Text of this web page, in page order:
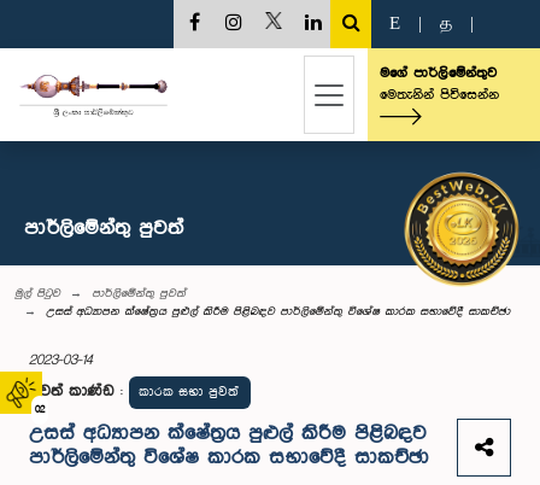
02
E த
මගේ පාර්ලිමේන්තුව
මෙතැනින් පිවිසෙන්න
පාර්ලි‌මේන්තු පුවත්
මුල් පිටුව
පාර්ලි‌මේන්තු පුවත්
උසස් අධ්‍යාපන ක්ෂේත්‍රය පුළුල් කිරීම පිළිබඳව පාර්ලිමේන්තු විශේෂ කාරක සභාවේදී සාකච්ඡා
2023-03-14
පුවත් කාණ්ඩ : කාරක සභා පුවත්
උසස් අධ්‍යාපන ක්ෂේත්‍රය පුළුල් කිරීම පිළිබඳව
පාර්ලිමේන්තු විශේෂ කාරක සභාවේදී සාකච්ඡා